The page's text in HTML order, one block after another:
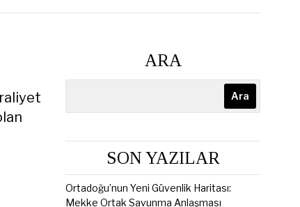
ARA
Ara
SON YAZILAR
Ortadoğu’nun Yeni Güvenlik Haritası:
Mekke Ortak Savunma Anlaşması